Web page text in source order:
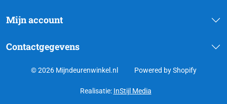
Mijn account
Contactgegevens
© 2026 Mijndeurenwinkel.nl Powered by Shopify
Realisatie: InStijl Media